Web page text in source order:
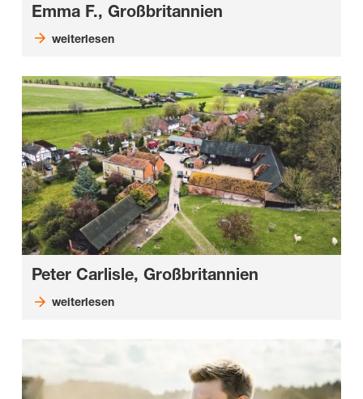
Emma F., Großbritannien
weiterlesen
Peter Carlisle, Großbritannien
weiterlesen